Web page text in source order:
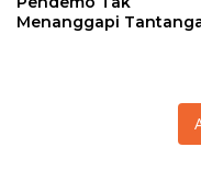
Menanggapi